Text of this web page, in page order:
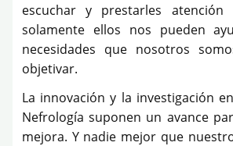
escuchar y prestarles
solamente ellos nos pueden
necesidades que nosotros
objetivar.
La innovación y la investigación
Nefrología suponen un avance
mejora. Y nadie mejor que